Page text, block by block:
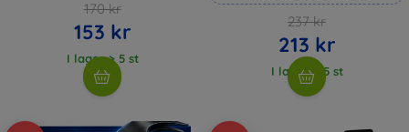
170 kr
153 kr
I lager > 5 st
237 kr
213 kr
I lager > 5 st